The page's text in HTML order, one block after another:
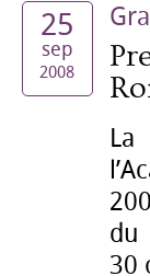
25
sep
2008
du
30